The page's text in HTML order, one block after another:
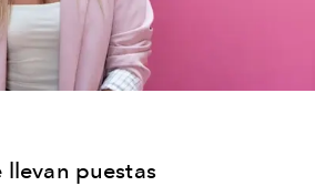
llevan puestas